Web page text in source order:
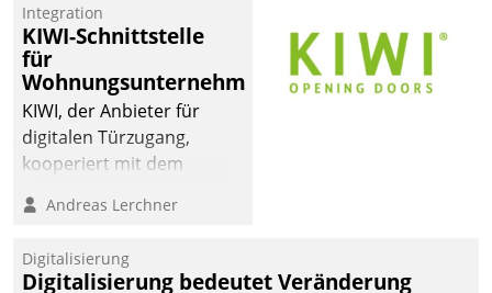
Integration
KIWI-Schnittstelle
für
Wohnungsunternehmen
KIWI, der Anbieter für
digitalen Türzugang,
kooperiert mit dem
Softwareentwicklungshaus
Andreas Lerchner
Digitalisierung
Digitalisierung bedeutet Veränderung